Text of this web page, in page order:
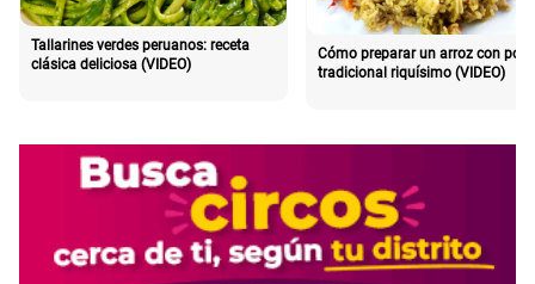
Tallarines verdes peruanos: receta
clásica deliciosa (VIDEO)
Cómo preparar un arroz con pollo
tradicional riquísimo (VIDEO)